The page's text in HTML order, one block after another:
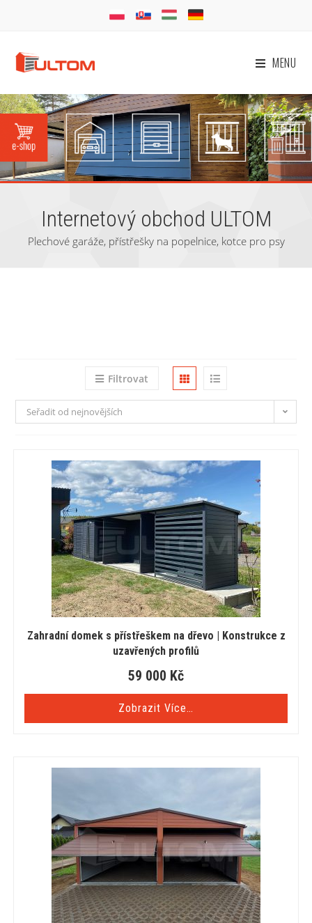
MENU
Internetový obchod ULTOM
Plechové garáže, přístřešky na popelnice, kotce pro psy
Filtrovat
Seřadit od nejnovějších
Zahradní domek s přístřeškem na dřevo | Konstrukce z
uzavřených profilů
59 000 Kč
Zobrazit Více…